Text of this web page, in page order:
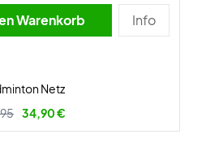
Warenkorb Info
Netz
34,90 €